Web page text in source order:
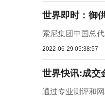
世界即时：御
索尼集团中国总
2022-06-29 05:38:57
世界快讯:成交
通过专业测评和